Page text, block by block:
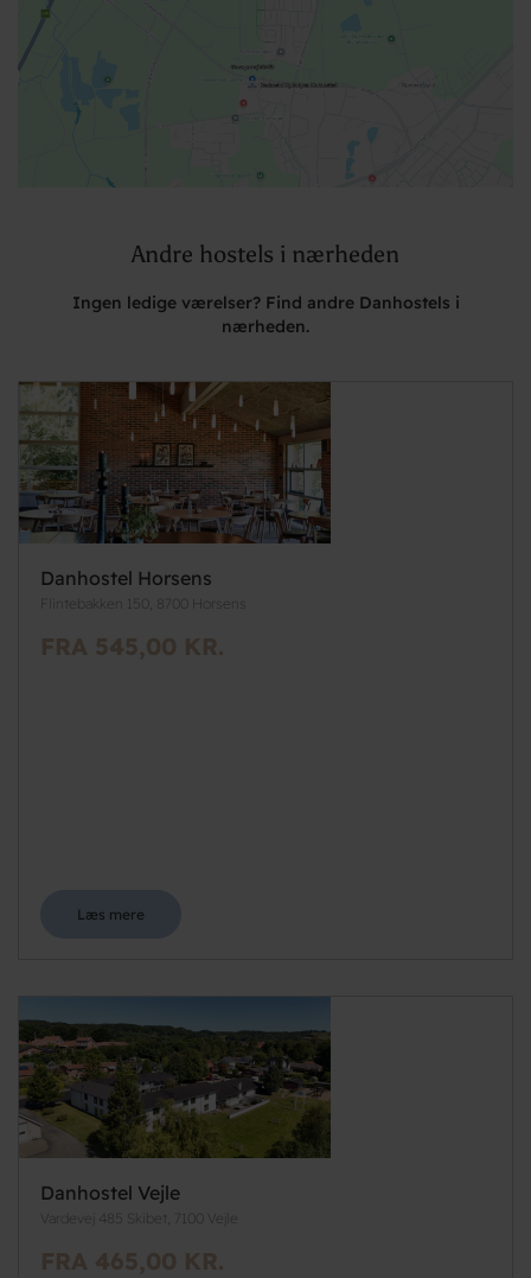
Andre hostels i nærheden
Ingen ledige værelser? Find andre Danhostels i
nærheden.
Danhostel Horsens
Flintebakken 150, 8700 Horsens
FRA 545,00 KR.
Læs mere
Danhostel Vejle
Vardevej 485 Skibet, 7100 Vejle
FRA 465,00 KR.